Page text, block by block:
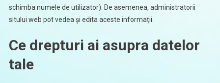
schimba numele de utilizator). De asemenea, administratorii
sitului web pot vedea și edita aceste informații.
Ce drepturi ai asupra datelor
tale